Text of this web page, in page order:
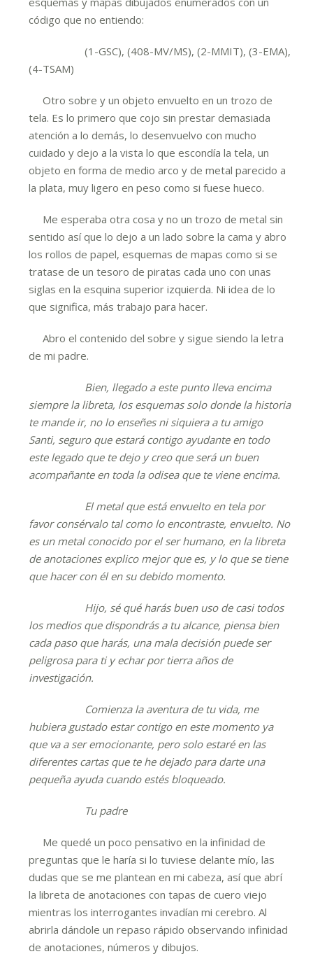
código que no entiendo:
(1-GSC), (408-MV/MS), (2-MMIT), (3-EMA),
(4-TSAM)
Otro sobre y un objeto envuelto en un trozo de
tela. Es lo primero que cojo sin prestar demasiada
atención a lo demás, lo desenvuelvo con mucho
cuidado y dejo a la vista lo que escondía la tela, un
objeto en forma de medio arco y de metal parecido a
la plata, muy ligero en peso como si fuese hueco.
Me esperaba otra cosa y no un trozo de metal sin
sentido así que lo dejo a un lado sobre la cama y abro
los rollos de papel, esquemas de mapas como si se
tratase de un tesoro de piratas cada uno con unas
siglas en la esquina superior izquierda. Ni idea de lo
que significa, más trabajo para hacer.
Abro el contenido del sobre y sigue siendo la letra
de mi padre.
Bien, llegado a este punto lleva encima
siempre la libreta, los esquemas solo donde la historia
te mande ir, no lo enseñes ni siquiera a tu amigo
Santi, seguro que estará contigo ayudante en todo
este legado que te dejo y creo que será un buen
acompañante en toda la odisea que te viene encima.
El metal que está envuelto en tela por
favor consérvalo tal como lo encontraste, envuelto. No
es un metal conocido por el ser humano, en la libreta
de anotaciones explico mejor que es, y lo que se tiene
que hacer con él en su debido momento.
Hijo, sé qué harás buen uso de casi todos
los medios que dispondrás a tu alcance, piensa bien
cada paso que harás, una mala decisión puede ser
peligrosa para ti y echar por tierra años de
investigación.
Comienza la aventura de tu vida, me
hubiera gustado estar contigo en este momento ya
que va a ser emocionante, pero solo estaré en las
diferentes cartas que te he dejado para darte una
pequeña ayuda cuando estés bloqueado.
Tu padre
Me quedé un poco pensativo en la infinidad de
preguntas que le haría si lo tuviese delante mío, las
dudas que se me plantean en mi cabeza, así que abrí
la libreta de anotaciones con tapas de cuero viejo
mientras los interrogantes invadían mi cerebro. Al
abrirla dándole un repaso rápido observando infinidad
de anotaciones, números y dibujos.